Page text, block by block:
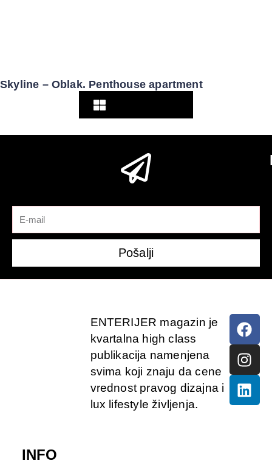
Skyline – Oblak. Penthouse apartment
Pošalji
ENTERIJER magazin je
kvartalna high class
publikacija namenjena
svima koji znaju da cene
vrednost pravog dizajna i
lux lifestyle življenja.
INFO